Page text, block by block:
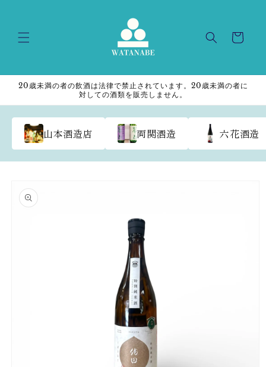
Cart
20歳未満の者の飲酒は法律で禁止されています。20歳未満の者に
対しての酒類を販売しません。
山本酒造店 両関酒造 六花酒造
product
information